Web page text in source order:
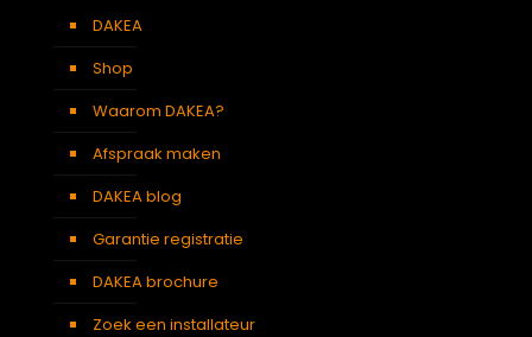
DAKEA
Shop
Waarom DAKEA?
Afspraak maken
DAKEA blog
Garantie registratie
DAKEA brochure
Zoek een installateur